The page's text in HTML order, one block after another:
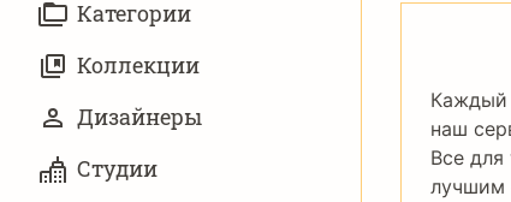
Категории
Коллекции
Дизайнеры
Студии
Каждый
наш
Все
лучшим